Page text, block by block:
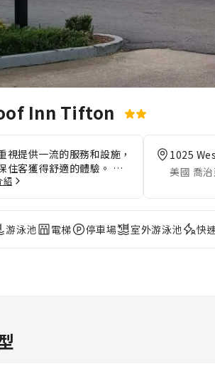
Inn Tifton
視提供一流的服務和設施，
住客獲得舒適的體驗。 與
持聯絡，因為入住期間你可
使用免費無線網絡。 自駕
可使用住宿提供的免費停車
期住客或有需要的客人可使
的洗衣服務，確保你喜歡的
品，致力營造愉快的住宿體
使你徹底放鬆身心。為了讓
紹
1025
美國 喬治
游泳池 電梯 停車場 室外游泳池 快